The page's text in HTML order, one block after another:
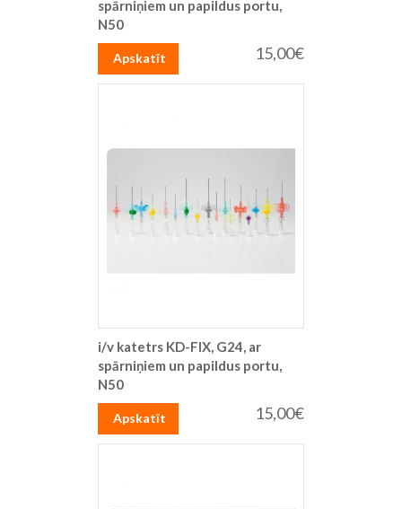
spārniņiem un papildus portu,
N50
15,00€
Apskatīt
i/v katetrs KD-FIX, G24, ar
spārniņiem un papildus portu,
N50
15,00€
Apskatīt